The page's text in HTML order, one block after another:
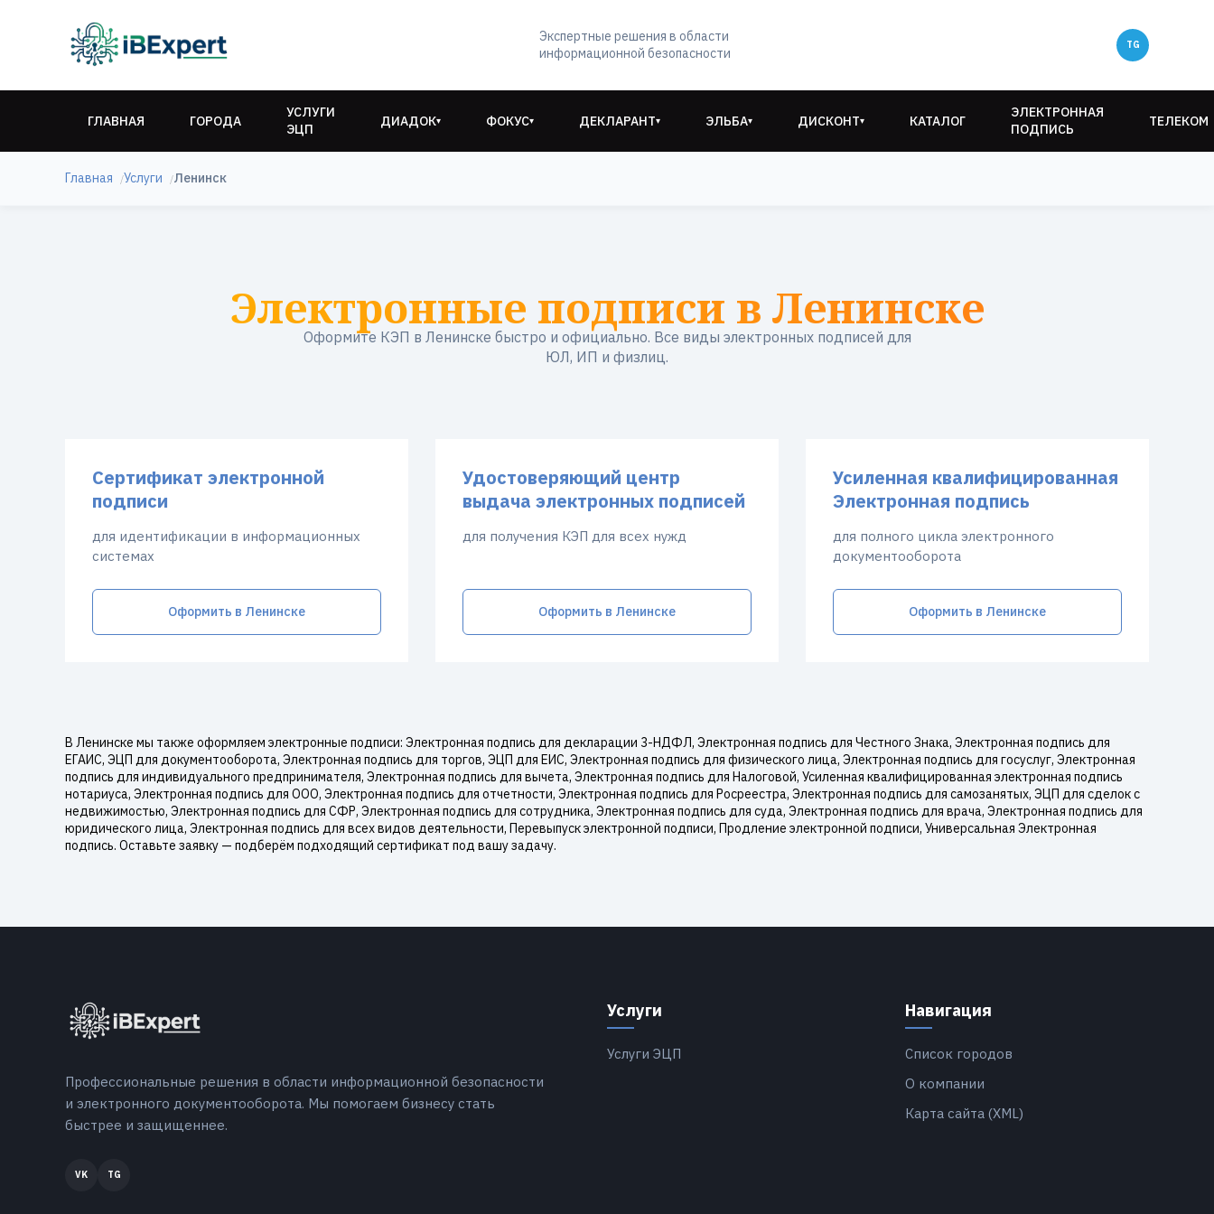
Экспертные решения в области
информационной безопасности
ГЛАВНАЯ ГОРОДА
УСЛУГИ
ЭЦП
ДИАДОК▾ ФОКУС▾ ДЕКЛАРАНТ▾ ЭЛЬБА▾ ДИСКОНТ▾ КАТАЛОГ
ЭЛЕКТРОННАЯ
ПОДПИСЬ
ТЕЛЕКОМ
Главная Услуги Ленинск
Электронные подписи в Ленинске
Оформите КЭП в Ленинске быстро и официально. Все виды электронных подписей для
ЮЛ, ИП и физлиц.
Сертификат электронной
подписи
для идентификации в информационных
системах
Оформить в Ленинске
Удостоверяющий центр
выдача электронных подписей
для получения КЭП для всех нужд
Оформить в Ленинске
Усиленная квалифицированная
Электронная подпись
для полного цикла электронного
документооборота
Оформить в Ленинске
В Ленинске мы также оформляем электронные подписи: Электронная подпись для декларации 3-НДФЛ, Электронная подпись для Честного Знака, Электронная подпись для
ЕГАИС, ЭЦП для документооборота, Электронная подпись для торгов, ЭЦП для ЕИС, Электронная подпись для физического лица, Электронная подпись для госуслуг, Электронная
подпись для индивидуального предпринимателя, Электронная подпись для вычета, Электронная подпись для Налоговой, Усиленная квалифицированная электронная подпись
нотариуса, Электронная подпись для ООО, Электронная подпись для отчетности, Электронная подпись для Росреестра, Электронная подпись для самозанятых, ЭЦП для сделок с
недвижимостью, Электронная подпись для СФР, Электронная подпись для сотрудника, Электронная подпись для суда, Электронная подпись для врача, Электронная подпись для
юридического лица, Электронная подпись для всех видов деятельности, Перевыпуск электронной подписи, Продление электронной подписи, Универсальная Электронная
подпись. Оставьте заявку — подберём подходящий сертификат под вашу задачу.
Профессиональные решения в области информационной безопасности
и электронного документооборота. Мы помогаем бизнесу стать
быстрее и защищеннее.
Услуги
Услуги ЭЦП
Навигация
Список городов
О компании
Карта сайта (XML)